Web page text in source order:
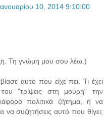
10, 2014 9:10:00
Τη γνώμη μου σου λέω.)
αυτό που είχε πει. Τι έχει
"τρίψεις στη μούρη" την
πολιτικά ζήτημα, ή να
να συζητήσεις αυτό που θίγει;